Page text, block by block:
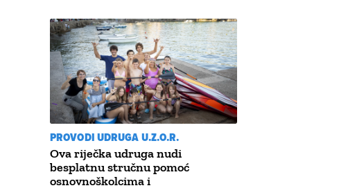
PROVODI UDRUGA U.Z.O.R.
Ova riječka udruga nudi
besplatnu stručnu pomoć
osnovnoškolcima i